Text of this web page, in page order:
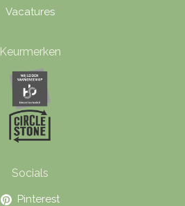
Vacatures
Keurmerken
Socials
Pinterest